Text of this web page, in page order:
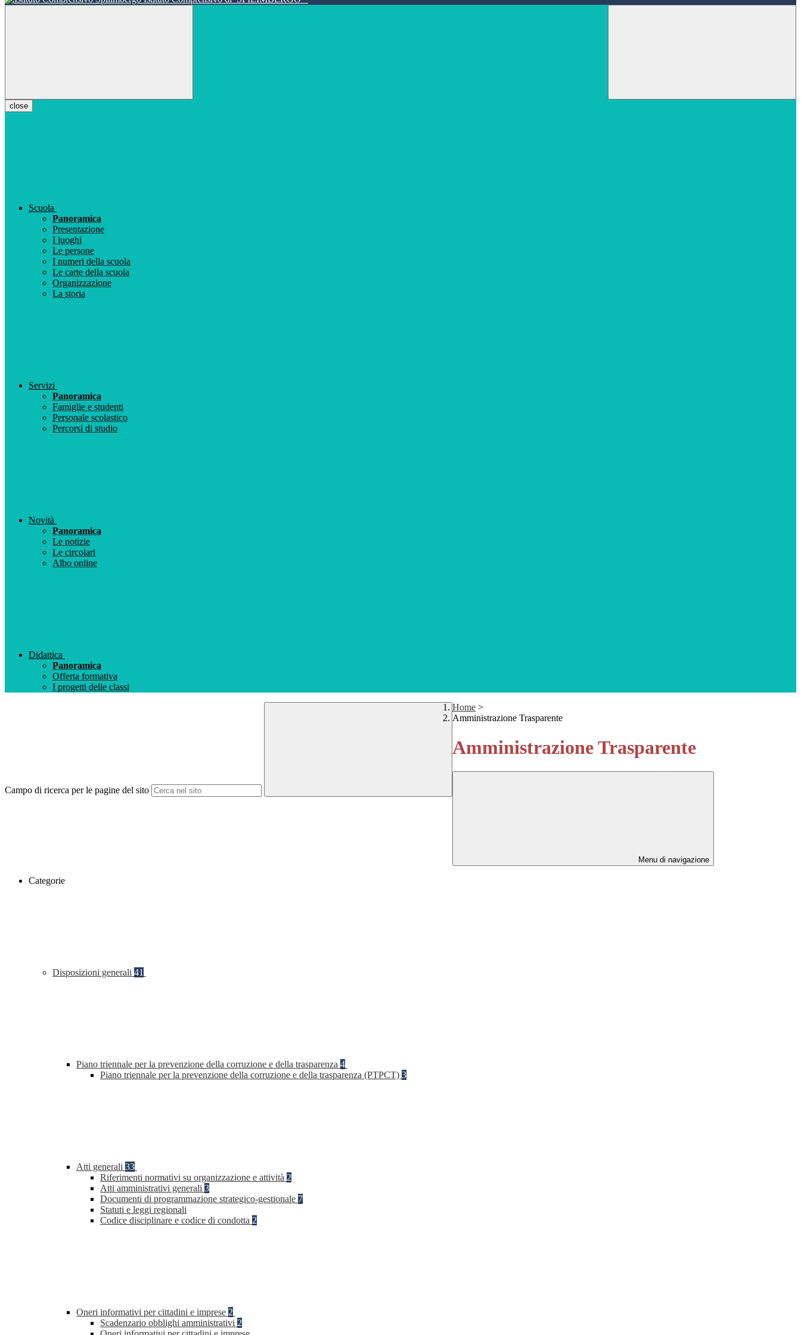
close
Scuola
Panoramica
Presentazione
I luoghi
Le persone
I numeri della scuola
Le carte della scuola
Organizzazione
La storia
Servizi
Panoramica
Famiglie e studenti
Personale scolastico
Percorsi di studio
Novità
Panoramica
Le notizie
Le circolari
Albo online
Didattica
Panoramica
Offerta formativa
I progetti delle classi
Campo di ricerca per le pagine del sito
Home >
Amministrazione Trasparente
Amministrazione Trasparente
Menu di navigazione
Categorie
Disposizioni generali 41
Piano triennale per la prevenzione della corruzione e della trasparenza 4
Piano triennale per la prevenzione della corruzione e della trasparenza (PTPCT) 3
Atti generali 33
Riferimenti normativi su organizzazione e attività 2
Atti amministrativi generali 3
Documenti di programmazione strategico-gestionale 7
Statuti e leggi regionali
Codice disciplinare e codice di condotta 2
Oneri informativi per cittadini e imprese 2
Scadenzario obblighi amministrativi 2